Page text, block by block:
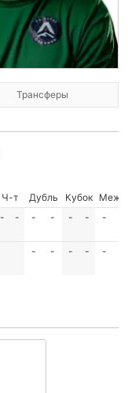
Трансферы
Ч-т Дубль Кубок
Межд.
- - - - - - -
- - - - -